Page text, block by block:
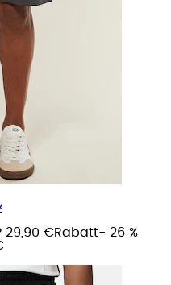
29,90 €Rabatt- 26 %